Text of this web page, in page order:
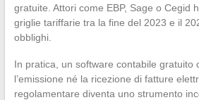
gratuite. Attori come EBP, Sage o Cegid
griglie tariffarie tra la fine del 2023 e il
obblighi.
In pratica, un software contabile gratuito
l’emissione né la ricezione di fatture
regolamentare diventa uno strumento